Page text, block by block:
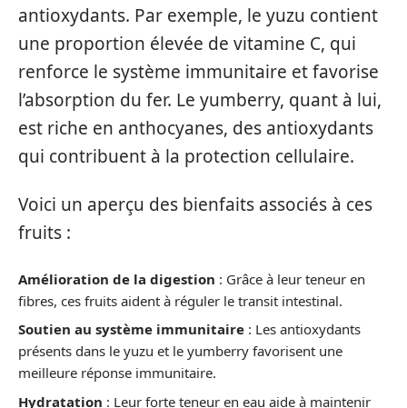
antioxydants. Par exemple, le yuzu contient
une proportion élevée de vitamine C, qui
renforce le système immunitaire et favorise
l’absorption du fer. Le yumberry, quant à lui,
est riche en anthocyanes, des antioxydants
qui contribuent à la protection cellulaire.
Voici un aperçu des bienfaits associés à ces
fruits :
Amélioration de la digestion : Grâce à leur teneur en
fibres, ces fruits aident à réguler le transit intestinal.
Soutien au système immunitaire : Les antioxydants
présents dans le yuzu et le yumberry favorisent une
meilleure réponse immunitaire.
Hydratation : Leur forte teneur en eau aide à maintenir